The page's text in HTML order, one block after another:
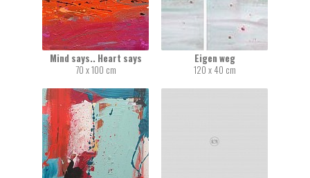
Mind says.. Heart says
70 x 100 cm
Eigen weg
120 x 40 cm